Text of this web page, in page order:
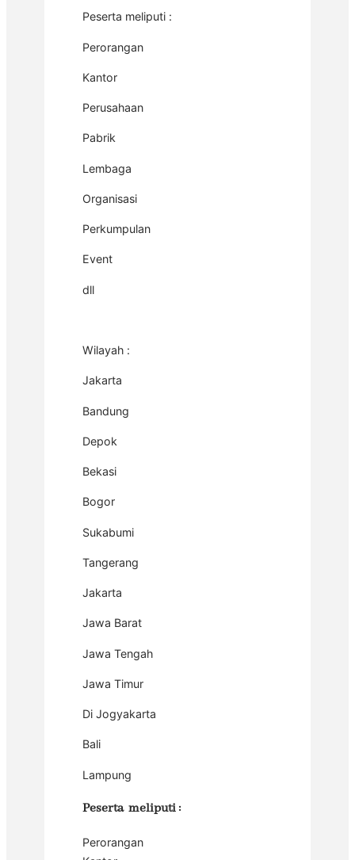
Peserta meliputi :
Perorangan
Kantor
Perusahaan
Pabrik
Lembaga
Organisasi
Perkumpulan
Event
dll
Wilayah :
Jakarta
Bandung
Depok
Bekasi
Bogor
Sukabumi
Tangerang
Jakarta
Jawa Barat
Jawa Tengah
Jawa Timur
Di Jogyakarta
Bali
Lampung
Peserta meliputi :
Perorangan